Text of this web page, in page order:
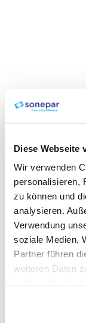
Diese Webseite
Wir verwenden
personalisieren,
zu können und
analysieren.
Verwendung
soziale Medien,
Partner führen
weiteren Daten